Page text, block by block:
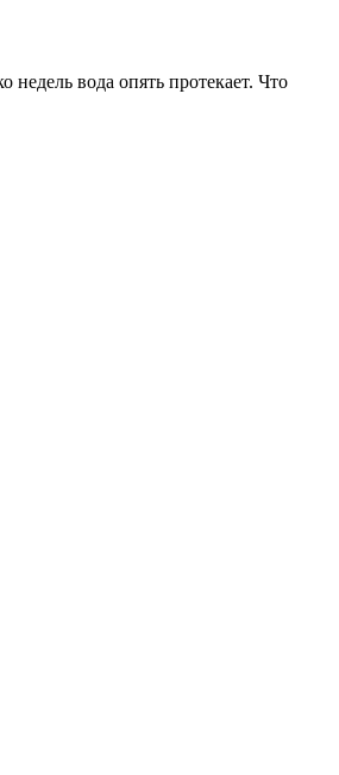
недель вода опять протекает. Что